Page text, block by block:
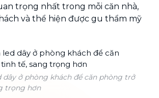
trọng nhất trong mỗi căn nhà,
và thể hiện được gu thẩm mỹ
dây ở phòng khách để căn phòng trở
trọng hơn